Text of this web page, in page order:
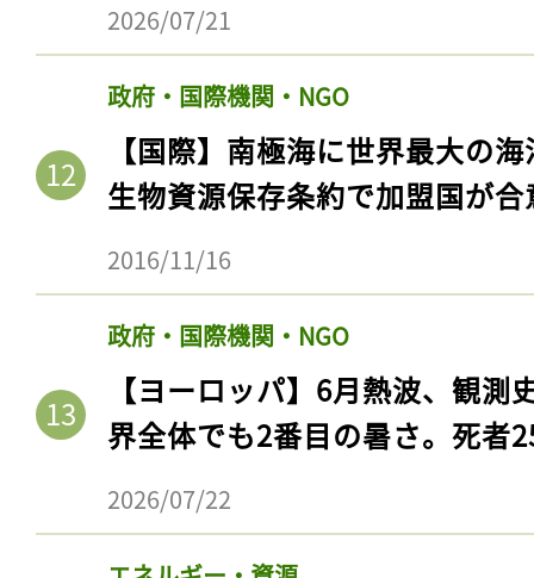
2026/07/21
政府・国際機関・NGO
【国際】南極海に世界最大の
生物資源保存条約で加盟国が合
2016/11/16
政府・国際機関・NGO
【ヨーロッパ】6月熱波、観
界全体でも2番目の暑さ。死者
2026/07/22